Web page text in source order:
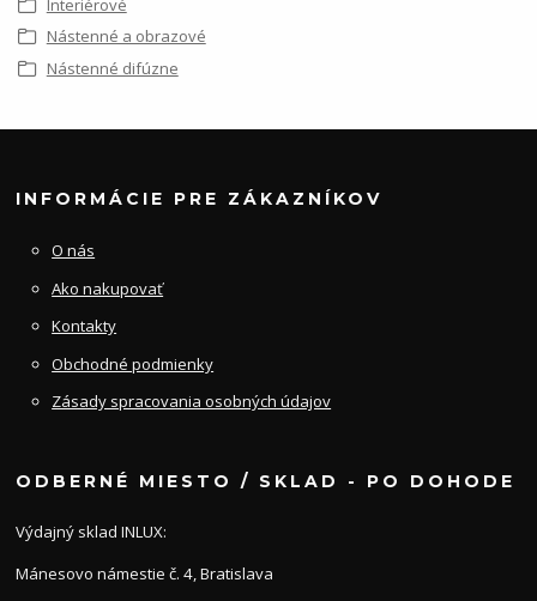
Interiérové
Nástenné a obrazové
Nástenné difúzne
INFORMÁCIE PRE ZÁKAZNÍKOV
O nás
Ako nakupovať
Kontakty
Obchodné podmienky
Zásady spracovania osobných údajov
ODBERNÉ MIESTO / SKLAD - PO DOHODE
Výdajný sklad INLUX:
Mánesovo námestie č. 4, Bratislava